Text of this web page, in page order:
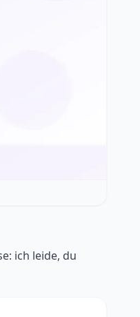
ich leide, du